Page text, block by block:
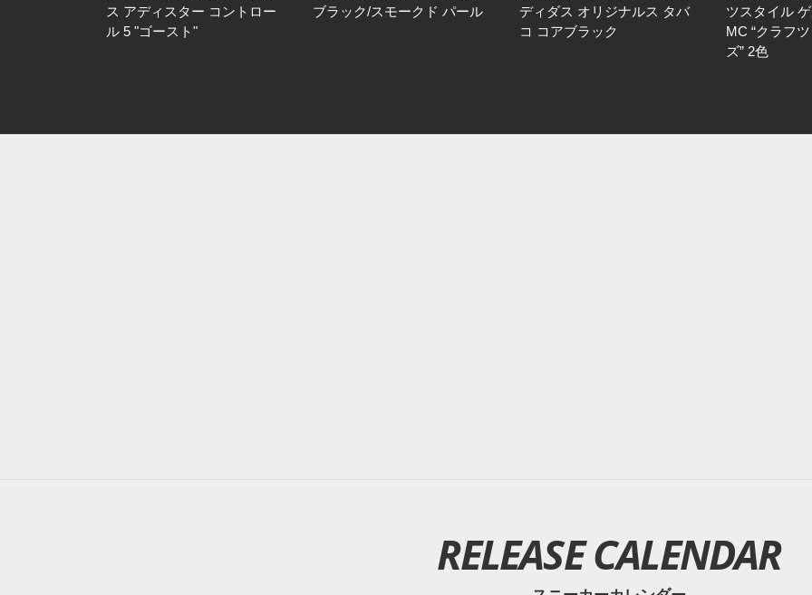
ス アディスター コントロー
ル 5 "ゴースト"
ブラック/スモークド パール
ディダス オリジナルス タバ
コ コアブラック
ツスタイル
MC “クラフ
ズ” 2色
RELEASE CALENDAR